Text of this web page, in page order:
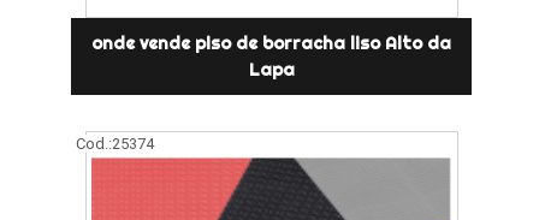
onde vende piso de borracha liso Alto da
Lapa
Cod.:25374